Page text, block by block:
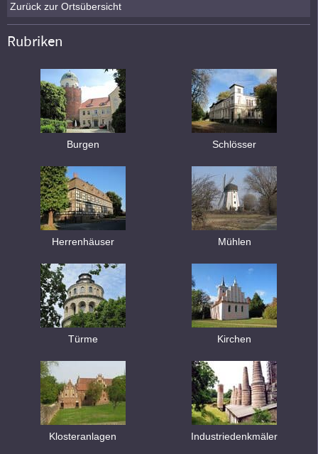
Zurück zur Ortsübersicht
Rubriken
Burgen Schlösser
Herrenhäuser Mühlen
Türme Kirchen
Klosteranlagen Industriedenkmäler